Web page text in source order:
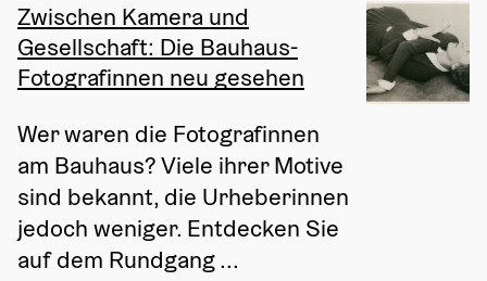
Zwischen Kamera und
Gesellschaft: Die Bauhaus-
Fotografinnen neu gesehen
Wer waren die Fotografinnen
am Bauhaus? Viele ihrer Motive
sind bekannt, die Urheberinnen
jedoch weniger. Entdecken Sie
auf dem Rundgang ...